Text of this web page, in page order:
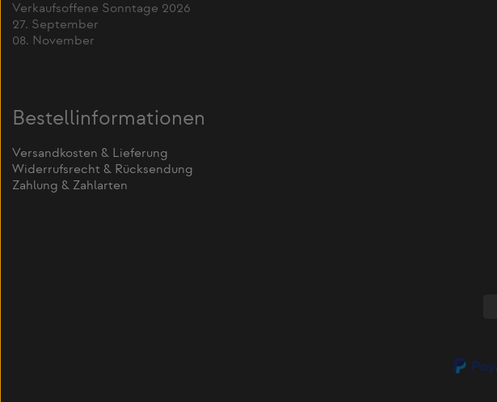
Verkaufsoffene Sonntage 2026
27. September
08. November
Bestellinformationen
Versandkosten & Lieferung
Widerrufsrecht & Rücksendung
Zahlung & Zahlarten